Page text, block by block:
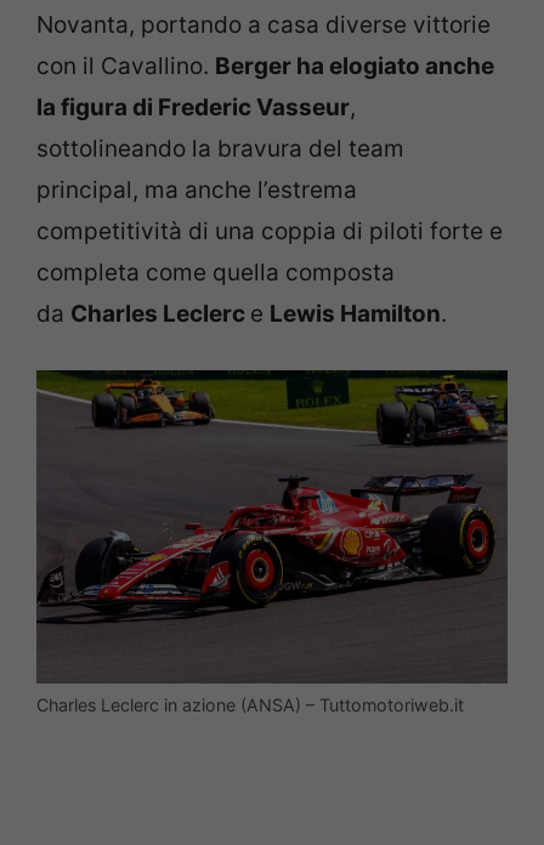
Novanta, portando a casa diverse vittorie
con il Cavallino. Berger ha elogiato anche
la figura di Frederic Vasseur,
sottolineando la bravura del team
principal, ma anche l’estrema
competitività di una coppia di piloti forte e
completa come quella composta
da Charles Leclerc e Lewis Hamilton.
Charles Leclerc in azione (ANSA) – Tuttomotoriweb.it